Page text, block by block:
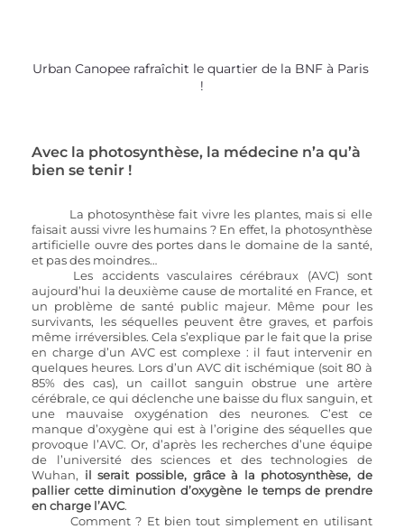
Urban Canopee rafraîchit le quartier de la BNF à Paris
!
Avec la photosynthèse, la médecine n’a qu’à
bien se tenir !
La photosynthèse fait vivre les plantes, mais si elle
faisait aussi vivre les humains ? En effet, la photosynthèse
artificielle ouvre des portes dans le domaine de la santé,
et pas des moindres…
Les accidents vasculaires cérébraux (AVC) sont
aujourd’hui la deuxième cause de mortalité en France, et
un problème de santé public majeur. Même pour les
survivants, les séquelles peuvent être graves, et parfois
même irréversibles. Cela s’explique par le fait que la prise
en charge d’un AVC est complexe : il faut intervenir en
quelques heures. Lors d’un AVC dit ischémique (soit 80 à
85% des cas), un caillot sanguin obstrue une artère
cérébrale, ce qui déclenche une baisse du flux sanguin, et
une mauvaise oxygénation des neurones. C’est ce
manque d’oxygène qui est à l’origine des séquelles que
provoque l’AVC. Or, d’après les recherches d’une équipe
de l’université des sciences et des technologies de
Wuhan, il serait possible, grâce à la photosynthèse, de
pallier cette diminution d’oxygène le temps de prendre
en charge l’AVC.
Comment ? Et bien tout simplement en utilisant